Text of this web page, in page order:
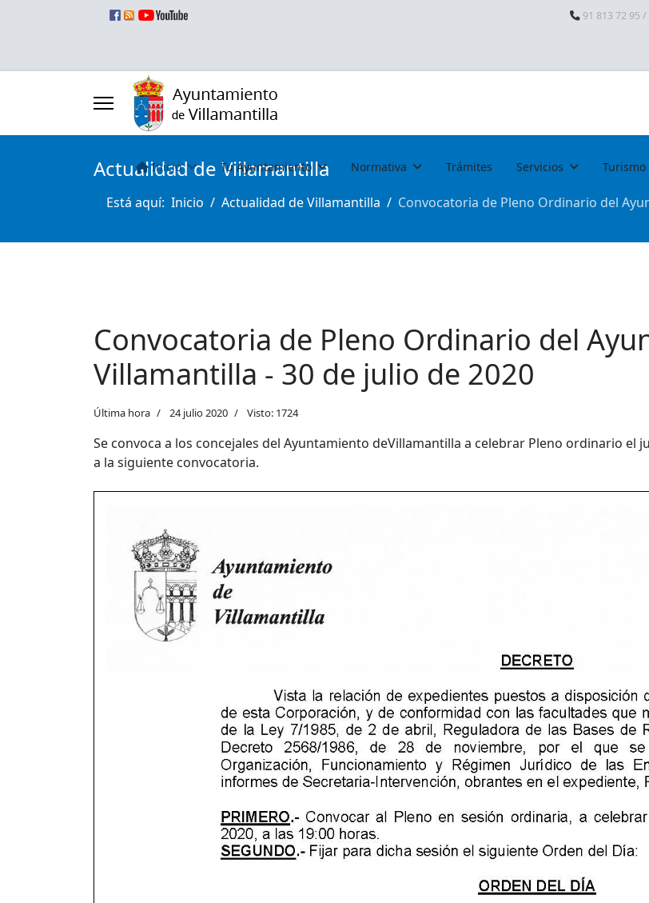
91 813 72 95
Inicio Tu Ayuntamiento Normativa Trámites Servicios Turismo
Actualidad de Villamantilla
Está aquí: Inicio Actualidad de Villamantilla Convocatoria de Pleno Ordinario del
Convocatoria de Pleno Ordinario del
Villamantilla - 30 de julio de 2020
Última hora 24 julio 2020 Visto: 1724
Se convoca a los concejales del Ayuntamiento deVillamantilla a celebrar Pleno ordinario el
a la siguiente convocatoria.